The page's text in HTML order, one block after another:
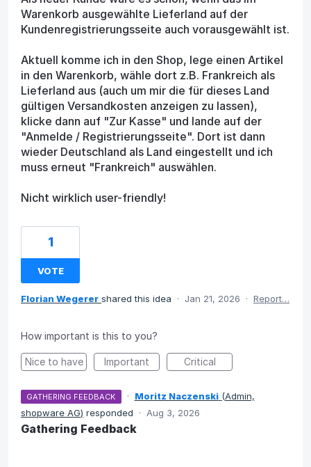
Warenkorb ausgewählte Lieferland auf der
Kundenregistrierungsseite auch vorausgewählt ist.
Aktuell komme ich in den Shop, lege einen Artikel
in den Warenkorb, wähle dort z.B. Frankreich als
Lieferland aus (auch um mir die für dieses Land
gültigen Versandkosten anzeigen zu lassen),
klicke dann auf "Zur Kasse" und lande auf der
"Anmelde / Registrierungsseite". Dort ist dann
wieder Deutschland als Land eingestellt und ich
muss erneut "Frankreich" auswählen.
Nicht wirklich user-friendly!
1
VOTE
Florian Wegerer shared this idea · Jan 21, 2026 · Report…
How important is this to you?
Nice to have Important Critical
GATHERING FEEDBACK · Moritz Naczenski (Admin,
shopware AG) responded · Aug 3, 2026
Gathering Feedback